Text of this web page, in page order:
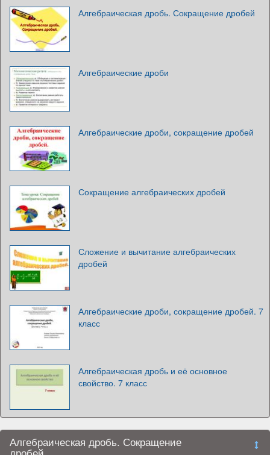
Алгебраическая дробь. Сокращение дробей
Алгебраические дроби
Алгебраические дроби, сокращение дробей
Сокращение алгебраических дробей
Сложение и вычитание алгебраических
дробей
Алгебраические дроби, сокращение дробей. 7
класс
Алгебраическая дробь и её основное
свойство. 7 класс
Алгебраическая дробь. Сокращение